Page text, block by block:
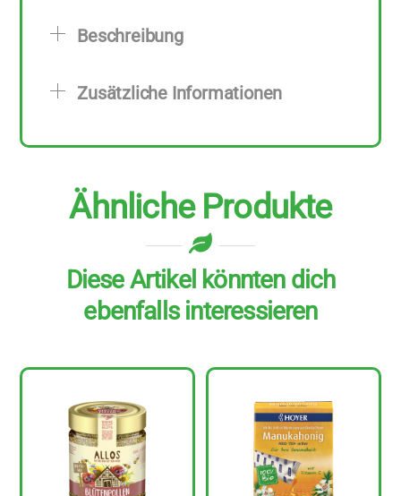
250
Menge
Beschreibung
Zusätzliche Informationen
Ähnliche Produkte
Diese Artikel könnten dich
ebenfalls interessieren